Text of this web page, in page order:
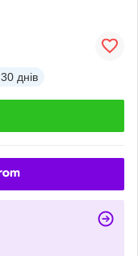
30 днів